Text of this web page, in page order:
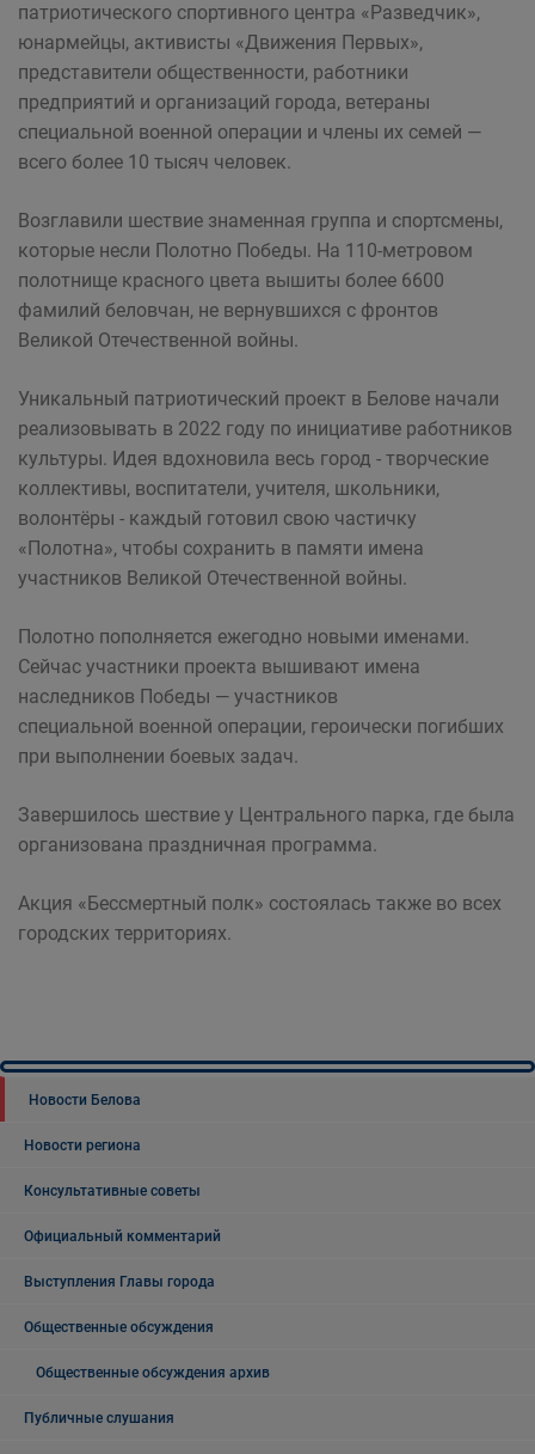
патриотического спортивного центра «Разведчик»,
юнармейцы, активисты «Движения Первых»,
представители общественности, работники
предприятий и организаций города, ветераны
специальной военной операции и члены их семей —
всего более 10 тысяч человек.
Возглавили шествие знаменная группа и спортсмены,
которые несли Полотно Победы. На 110-метровом
полотнище красного цвета вышиты более 6600
фамилий беловчан, не вернувшихся с фронтов
Великой Отечественной войны.
Уникальный патриотический проект в Белове начали
реализовывать в 2022 году по инициативе работников
культуры. Идея вдохновила весь город - творческие
коллективы, воспитатели, учителя, школьники,
волонтёры - каждый готовил свою частичку
«Полотна», чтобы сохранить в памяти имена
участников Великой Отечественной войны.
Полотно пополняется ежегодно новыми именами.
Сейчас участники проекта вышивают имена
наследников Победы — участников
специальной военной операции, героически погибших
при выполнении боевых задач.
Завершилось шествие у Центрального парка, где была
организована праздничная программа.
Акция «Бессмертный полк» состоялась также во всех
городских территориях.
Новости Белова
Новости региона
Консультативные советы
Официальный комментарий
Выступления Главы города
Общественные обсуждения
Общественные обсуждения архив
Публичные слушания